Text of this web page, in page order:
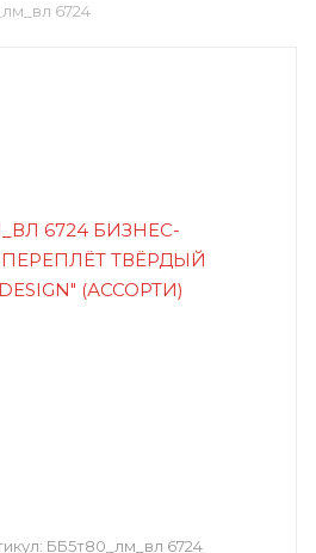
6724
ББ5т80_лм_вл 6724